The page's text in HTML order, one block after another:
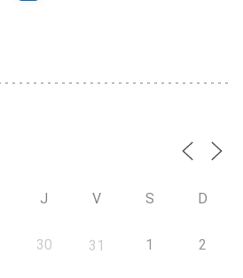
J V S D
30 31 1 2